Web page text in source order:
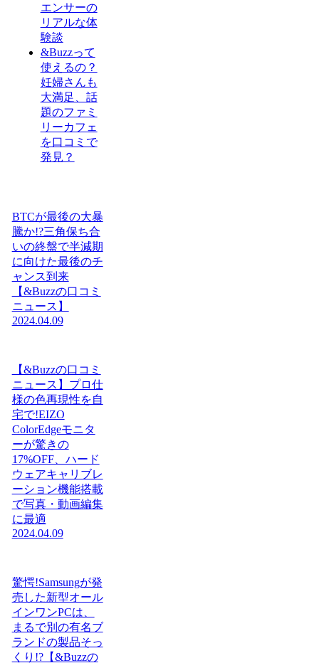
エンサーの
リアルな体
験談
&Buzzって
使えるの？
妊婦さんも
大満足、話
題のファミ
リーカフェ
を口コミで
発見？
BTCが最後の大暴
騰か!?三角保ち合
いの終盤で半減期
に向けた最後のチ
ャンス到来
【&Buzzの口コミ
ニュース】
2024.04.09
【&Buzzの口コミ
ニュース】プロ仕
様の色再現性を自
宅で!EIZO
ColorEdgeモニタ
ーが驚きの
17%OFF、ハード
ウェアキャリブレ
ーション機能搭載
で写真・動画編集
に最適
2024.04.09
驚愕!Samsungが発
売した新型オール
インワンPCは、
まるで別の有名ブ
ランドの製品そっ
くり!?【&Buzzの